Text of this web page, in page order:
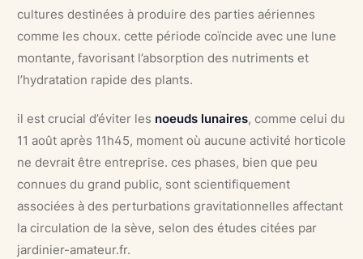
cultures destinées à produire des parties aériennes
comme les choux. cette période coïncide avec une lune
montante, favorisant l’absorption des nutriments et
l’hydratation rapide des plants.
il est crucial d’éviter les noeuds lunaires, comme celui du
11 août après 11h45, moment où aucune activité horticole
ne devrait être entreprise. ces phases, bien que peu
connues du grand public, sont scientifiquement
associées à des perturbations gravitationnelles affectant
la circulation de la sève, selon des études citées par
jardinier-amateur.fr.